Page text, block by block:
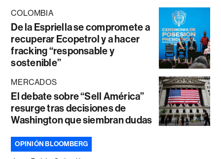
COLOMBIA
De la Espriella se compromete a
recuperar Ecopetrol y a hacer
fracking “responsable y
sostenible”
MERCADOS
El debate sobre “Sell América”
resurge tras decisiones de
Washington que siembran dudas
OPINIÓN BLOOMBERG